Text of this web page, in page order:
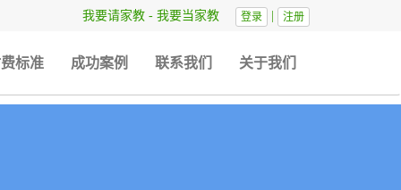
我要请家教 - 我要当家教 登录 注册
标准 成功案例 联系我们 关于我们